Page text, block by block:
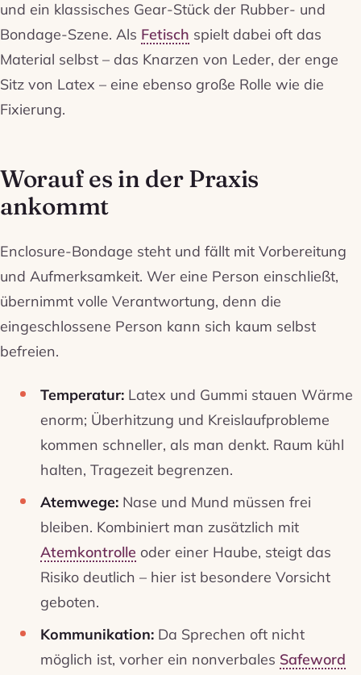
und ein klassisches Gear-Stück der Rubber- und
Bondage-Szene. Als Fetisch spielt dabei oft das
Material selbst – das Knarzen von Leder, der enge
Sitz von Latex – eine ebenso große Rolle wie die
Fixierung.
Worauf es in der Praxis
ankommt
Enclosure-Bondage steht und fällt mit Vorbereitung
und Aufmerksamkeit. Wer eine Person einschließt,
übernimmt volle Verantwortung, denn die
eingeschlossene Person kann sich kaum selbst
befreien.
Temperatur: Latex und Gummi stauen Wärme
enorm; Überhitzung und Kreislaufprobleme
kommen schneller, als man denkt. Raum kühl
halten, Tragezeit begrenzen.
Atemwege: Nase und Mund müssen frei
bleiben. Kombiniert man zusätzlich mit
Atemkontrolle oder einer Haube, steigt das
Risiko deutlich – hier ist besondere Vorsicht
geboten.
Kommunikation: Da Sprechen oft nicht
möglich ist, vorher ein nonverbales Safeword